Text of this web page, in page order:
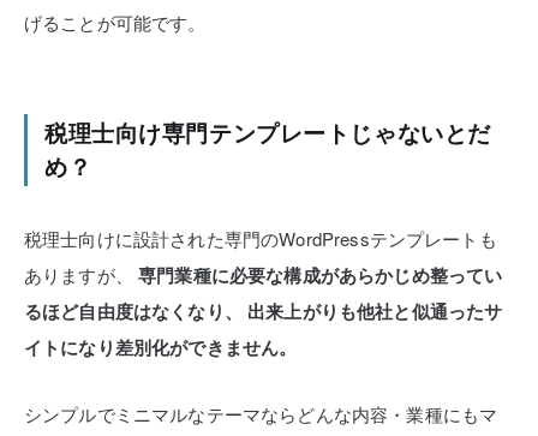
げることが可能です。
税理士向け専門テンプレートじゃないとだ
め？
税理士向けに設計された専門のWordPressテンプレートも
ありますが、
専門業種に必要な構成があらかじめ整ってい
るほど自由度はなくなり、
出来上がりも他社と似通ったサ
イトになり差別化ができません。
シンプルでミニマルなテーマならどんな内容・業種にもマ